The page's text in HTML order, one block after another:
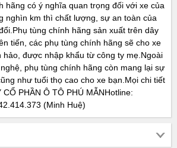
hãng có ý nghĩa quan trọng đối với xe của
nghìn km thì chất lượng, sự an toàn của
tùng chính hãng sản xuất trên dây
tiến, các phụ tùng chính hãng sẽ cho xe
hảo, được nhập khẩu từ công ty mẹ.Ngoài
phụ tùng chính hãng còn mang lại sự
như tuổi thọ cao cho xe bạn.Mọi chi tiết
PHẦN Ô TÔ PHÚ MẪNHotline:
(Minh Huệ)